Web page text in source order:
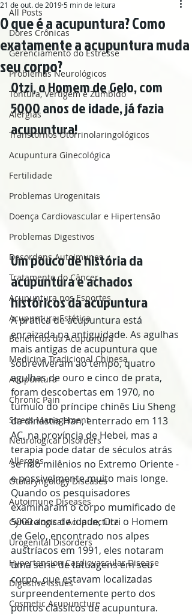
All Posts
Dores Crônicas
Gerenciamento do Estresse
Problemas Neurológicos
Tontura, Vertigem e Zumbido
Alergias
Transtornos Otorrinolaringológicos
Acupuntura Ginecológica
Fertilidade
Problemas Urogenitais
Doença Cardiovascular e Hipertensão
Problemas Digestivos
Desordens Autoimunes
Tratamento do Câncer
Acupuntura nos Esportes
Acupuntura Estética
Benefícios da Acupuntura
Medicina Tradicional Chinesa
Acupuntura
Chronic Pain
Stress Management
Neurological Disorders
Allergies
Otolaryngology Diseases
Autoimune Diseases
Gynecological Acupuncture
Urogenital Disorders
Hypertension Cardiovascular Disease
Digestive Issues
Cosmetic Acupuncture
O que é a acupuntura? Como
exatamente a acupuntura muda
seu corpo?
21 de out. de 2019 5 min de leitura
Otzi, o Homem de Gelo, com
5000 anos de idade, já fazia
acupuntura!
Um pouco de história da
acupuntura e achados
históricos da acupuntura
A prática de acupuntura está
enraizada na antiguidade. As agulhas
mais antigas de acupuntura que
sobreviveram ao tempo, quatro
agulhas de ouro e cinco de prata,
foram descobertas em 1970, no
túmulo do príncipe chinês Liu Sheng
da dinastia Han, enterrado em 113
AC, na província de Hebei, mas a
terapia pode datar de séculos atrás
se não milênios no Extremo Oriente -
e possivelmente muito mais longe.
Quando os pesquisadores
examinaram o corpo mumificado de
5000 anos de idade, Otzi o Homem
de Gelo, encontrado nos alpes
austríacos em 1991, eles notaram
uma série de tatuagens em seu
corpo, que estavam localizadas
surpreendentemente perto dos
pontos clássicos de acupuntura.